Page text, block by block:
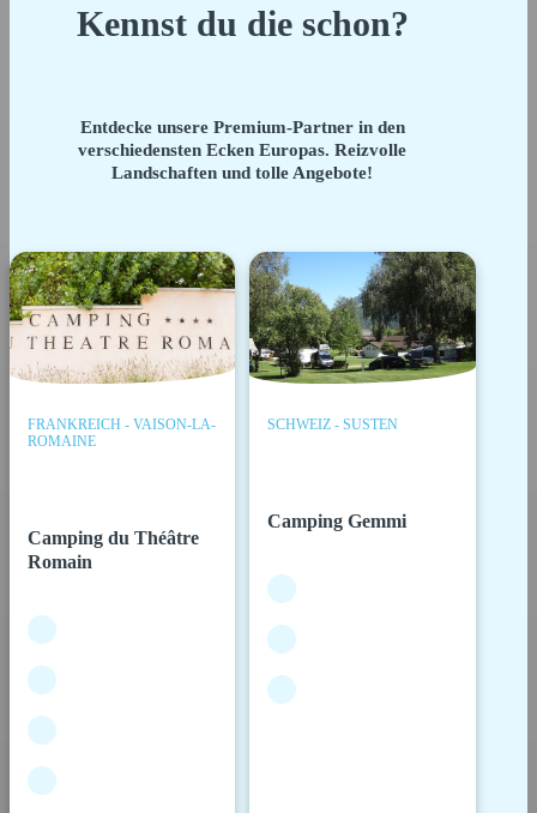
Kennst du die schon?
Entdecke unsere Premium-Partner in den
verschiedensten Ecken Europas. Reizvolle
Landschaften und tolle Angebote!
FRANKREICH - VAISON-LA-
ROMAINE
Camping du Théâtre
Romain
SCHWEIZ - SUSTEN
Camping Gemmi